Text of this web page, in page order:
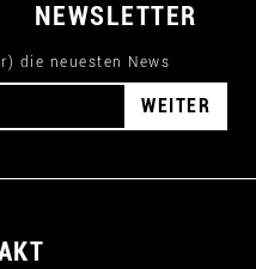
NEWSLETTER
die neuesten News
WEITER